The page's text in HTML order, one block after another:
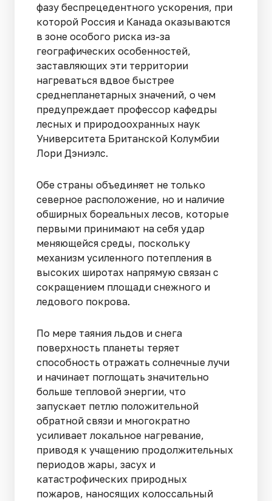
фазу беспрецедентного ускорения, при
которой Россия и Канада оказываются
в зоне особого риска из-за
географических особенностей,
заставляющих эти территории
нагреваться вдвое быстрее
среднепланетарных значений, о чем
предупреждает профессор кафедры
лесных и природоохранных наук
Университета Британской Колумбии
Лори Дэниэлс.
Обе страны объединяет не только
северное расположение, но и наличие
обширных бореальных лесов, которые
первыми принимают на себя удар
меняющейся среды, поскольку
механизм усиленного потепления в
высоких широтах напрямую связан с
сокращением площади снежного и
ледового покрова.
По мере таяния льдов и снега
поверхность планеты теряет
способность отражать солнечные лучи
и начинает поглощать значительно
больше тепловой энергии, что
запускает петлю положительной
обратной связи и многократно
усиливает локальное нагревание,
приводя к учащению продолжительных
периодов жары, засух и
катастрофических природных
пожаров, наносящих колоссальный